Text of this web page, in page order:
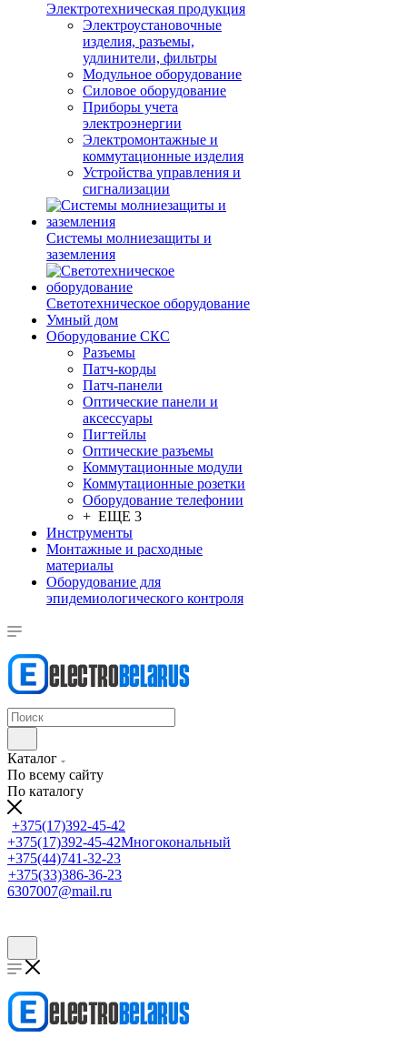
Электротехническая продукция
Электроустановочные
изделия, разъемы,
удлинители, фильтры
Модульное оборудование
Силовое оборудование
Приборы учета
электроэнергии
Электромонтажные и
коммутационные изделия
Устройства управления и
сигнализации
Системы молниезащиты и
заземления
Светотехническое оборудование
Умный дом
Оборудование СКС
Разъемы
Патч-корды
Патч-панели
Оптические панели и
аксессуары
Пигтейлы
Оптические разъемы
Коммутационные модули
Коммутационные розетки
Оборудование телефонии
+ ЕЩЕ 3
Инструменты
Монтажные и расходные
материалы
Оборудование для
эпидемиологического контроля
Каталог
По всему сайту
По каталогу
+375(17)392-45-42
+375(17)392-45-42Многокональный
+375(44)741-32-23
+375(33)386-36-23
6307007@mail.ru